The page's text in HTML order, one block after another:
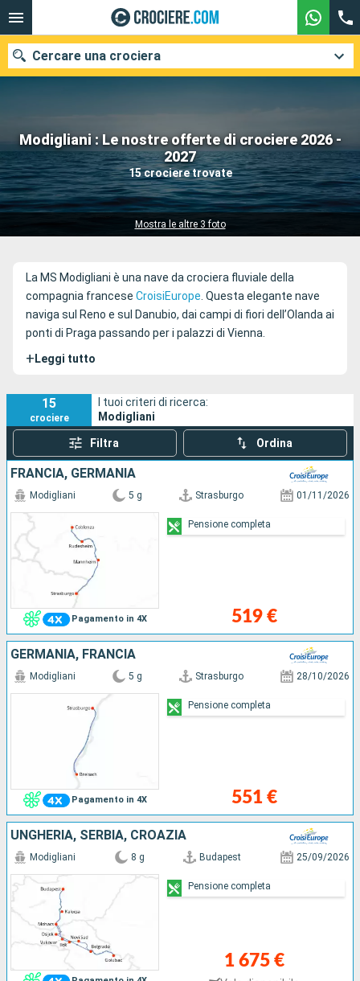
Modigliani : Le nostre offerte di crociere 2026 -
2027
15 crociere trovate
Mostra le altre 3 foto
Cercare una crociera
Le nostre destinazioni
Mesi di partenza
Compagnie
La MS Modigliani è una nave da crociera fluviale della
compagnia francese CroisiEurope. Questa elegante nave
naviga sul Reno e sul Danubio, dai campi di fiori dell’Olanda ai
ponti di Praga passando per i palazzi di Vienna.
+ Leggi tutto
15
crociere
I tuoi criteri di ricerca:
Modigliani
Filtra Ordina
FRANCIA, GERMANIA
Pagamento in 4X
Modigliani 5 g Strasburgo 01/11/2026
519 €
Pensione completa
GERMANIA, FRANCIA
Pagamento in 4X
Modigliani 5 g Strasburgo 28/10/2026
551 €
Pensione completa
UNGHERIA, SERBIA, CROAZIA
Modigliani 8 g Budapest 25/09/2026
1 675 €
Pensione completa